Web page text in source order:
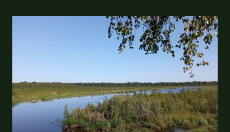
ПЛАНИРОВАНИЕ
РЕАЛИЗАЦИЯ»
«БОЛЬШАЯ
ЛАДОЖСКАЯ
ТРОПА»
29.10.2021